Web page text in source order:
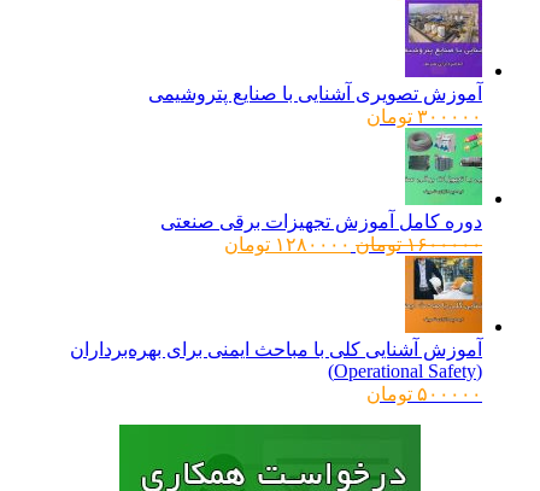
آموزش تصویری آشنایی با صنایع پتروشیمی
۳۰۰۰۰۰ تومان
دوره کامل آموزش تجهیزات برقی صنعتی
۱۶۰۰۰۰۰ تومانقیمت
۱۲۸۰۰۰۰ تومانقیمت
آموزش آشنایی کلی با مباحث ایمنی برای بهره‌برداران
۵۰۰۰۰۰ تومان